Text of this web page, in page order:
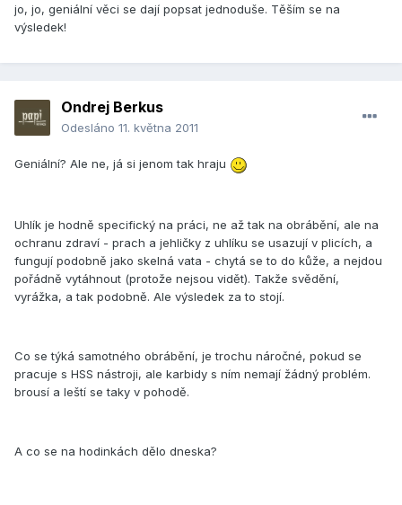
jo, jo, geniální věci se dají popsat jednoduše. Těším se na
výsledek!
Ondrej Berkus
Odesláno 11. května 2011
Geniální? Ale ne, já si jenom tak hraju
Uhlík je hodně specifický na práci, ne až tak na obrábění, ale na
ochranu zdraví - prach a jehličky z uhlíku se usazují v plicích, a
fungují podobně jako skelná vata - chytá se to do kůže, a nejdou
pořádně vytáhnout (protože nejsou vidět). Takže svědění,
vyrážka, a tak podobně. Ale výsledek za to stojí.
Co se týká samotného obrábění, je trochu náročné, pokud se
pracuje s HSS nástroji, ale karbidy s ním nemají žádný problém.
brousí a leští se taky v pohodě.
A co se na hodinkách dělo dneska?